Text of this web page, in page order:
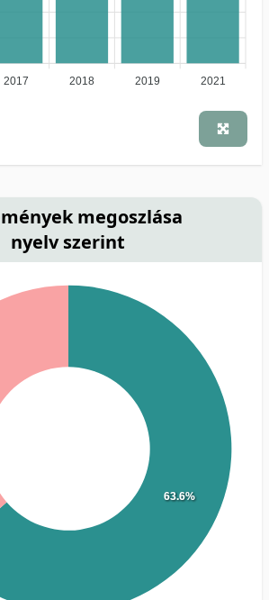
2017 2018 2019 2021
megoszlása
nyelv szerint
63.6%